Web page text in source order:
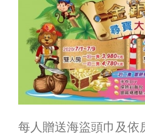
每人贈送海盜頭巾及依